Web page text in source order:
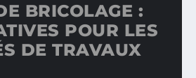
BRICOLAGE :
POUR LES
DE TRAVAUX